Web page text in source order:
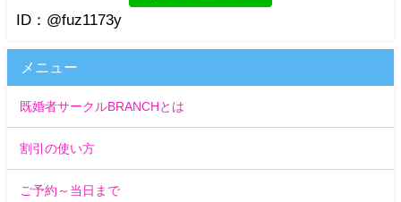
ID：@fuz1173y
メニュー
既婚者サークルBRANCHとは
割引の使い方
ご予約～当日まで